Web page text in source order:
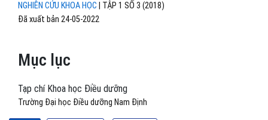
NGHIÊN CỨU KHOA HỌC TẬP 1 SỐ 3 (2018)
Mục lục
Đã xuất bản 24-05-2022
Tạp chí Khoa học Điều dưỡng
Trường Đại học Điều dưỡng Nam Định